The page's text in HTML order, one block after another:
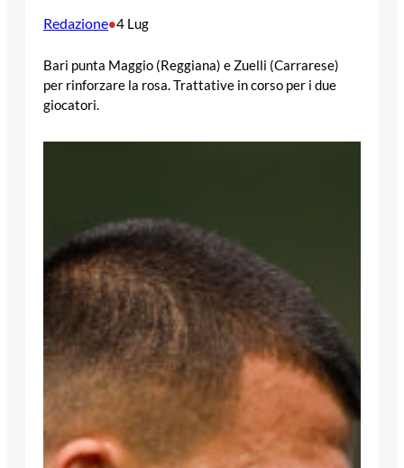
Redazione•4 Lug
Bari punta Maggio (Reggiana) e Zuelli (Carrarese)
per rinforzare la rosa. Trattative in corso per i due
giocatori.